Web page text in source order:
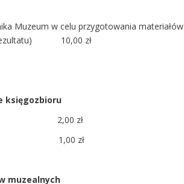
w celu przygotowania materiałów
rezultatu) 10,00 zł
księgozbioru
zł
zł
muzealnych